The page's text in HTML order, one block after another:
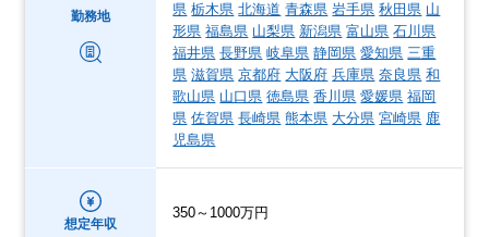
勤務地
県 栃木県 北海道 青森県 岩手県 秋田県 山
形県 福島県 山梨県 新潟県 富山県 石川県
福井県 長野県 岐阜県 静岡県 愛知県 三重
県 滋賀県 京都府 大阪府 兵庫県 奈良県 和
歌山県 山口県 徳島県 香川県 愛媛県 福岡
県 佐賀県 長崎県 熊本県 大分県 宮崎県 鹿
児島県
想定年収
350～1000万円